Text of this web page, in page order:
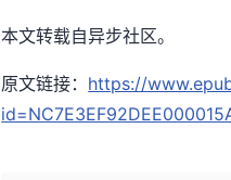
本文转载自异步社区。
原文链接： https://